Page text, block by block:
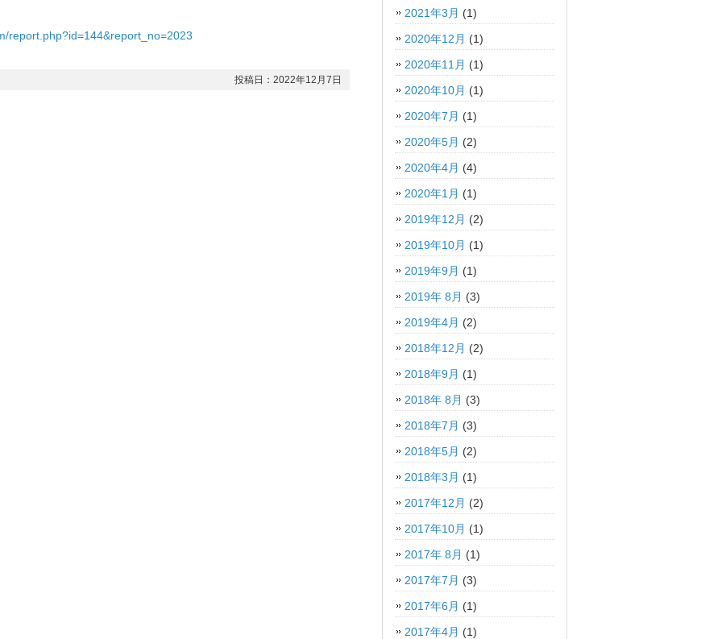
report.php?id=144&report_no=2023
投稿日：2022年12月7日
2021年3月 (1)
2020年12月 (1)
2020年11月 (1)
2020年10月 (1)
2020年7月 (1)
2020年5月 (2)
2020年4月 (4)
2020年1月 (1)
2019年12月 (2)
2019年10月 (1)
2019年9月 (1)
2019年 8月 (3)
2019年4月 (2)
2018年12月 (2)
2018年9月 (1)
2018年 8月 (3)
2018年7月 (3)
2018年5月 (2)
2018年3月 (1)
2017年12月 (2)
2017年10月 (1)
2017年 8月 (1)
2017年7月 (3)
2017年6月 (1)
2017年4月 (1)